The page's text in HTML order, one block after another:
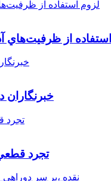
از ظرفيت‌هاي
تجرد